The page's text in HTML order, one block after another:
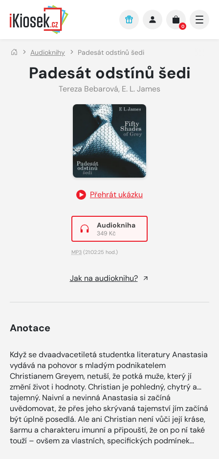
Přejít na hlavní obsah
0
Audioknihy Padesát odstínů šedi
Padesát odstínů šedi
Tereza Bebarová, E. L. James
Přehrát ukázku
Audiokniha
349 Kč
MP3 (21:02:25 hod.)
Jak na audioknihu?
Anotace
Když se dvaadvacetiletá studentka literatury Anastasia
vydává na pohovor s mladým podnikatelem
Christianem Greyem, netuší, že potká muže, který jí
změní život i hodnoty. Christian je pohledný, chytrý a…
tajemný. Naivní a nevinná Anastasia si začíná
uvědomovat, že přes jeho skrývaná tajemství jím začíná
být úplně posedlá. Ale ani Christian není vůči její kráse,
šarmu a charakteru imunní a připouští, že on po ní také
touží – ovšem za vlastních, specifických podmínek…